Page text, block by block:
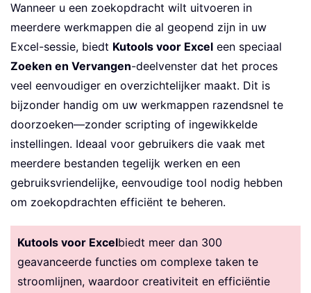
Wanneer u een zoekopdracht wilt uitvoeren in
meerdere werkmappen die al geopend zijn in uw
Excel-sessie, biedt Kutools voor Excel een speciaal
Zoeken en Vervangen-deelvenster dat het proces
veel eenvoudiger en overzichtelijker maakt. Dit is
bijzonder handig om uw werkmappen razendsnel te
doorzoeken—zonder scripting of ingewikkelde
instellingen. Ideaal voor gebruikers die vaak met
meerdere bestanden tegelijk werken en een
gebruiksvriendelijke, eenvoudige tool nodig hebben
om zoekopdrachten efficiënt te beheren.
Kutools voor Excelbiedt meer dan 300
geavanceerde functies om complexe taken te
stroomlijnen, waardoor creativiteit en efficiëntie